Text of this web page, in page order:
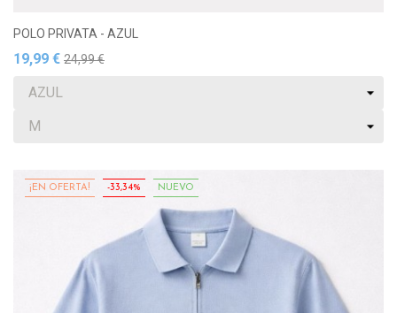
POLO PRIVATA - AZUL
19,99 € 24,99 €
¡EN OFERTA! -33,34% NUEVO